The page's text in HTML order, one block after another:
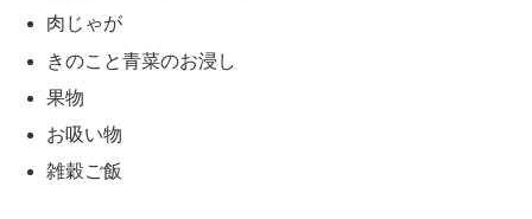
肉じゃが
きのこと青菜のお浸し
果物
お吸い物
雑穀ご飯